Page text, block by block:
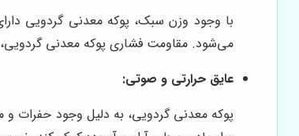
با وجود وزن سبک، پوکه معدنی گردویی
می‌شود. مقاومت فشاری پوکه معدنی گردویی، بسته به نوع و کیفیت
عایق حرارتی و صوتی:
پوکه معدنی گردویی، به دلیل وجود حفرات